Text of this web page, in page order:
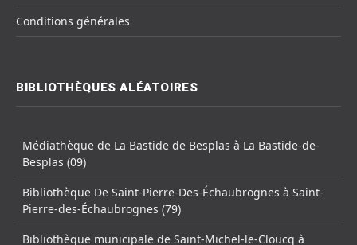
Conditions générales
BIBLIOTHÈQUES ALÉATOIRES
Médiathèque de La Bastide de Besplas à La Bastide-de-
Besplas (09)
Bibliothèque De Saint-Pierre-Des-Échaubrognes à Saint-
Pierre-des-Échaubrognes (79)
Bibliothèque municipale de Saint-Michel-le-Cloucq à